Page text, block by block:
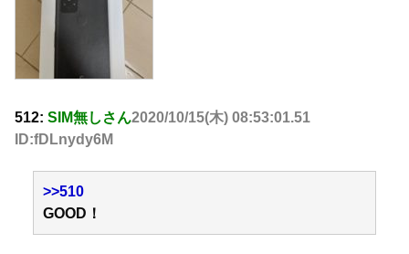
512: SIM無しさん2020/10/15(木) 08:53:01.51
ID:fDLnydy6M
>>510
GOOD！